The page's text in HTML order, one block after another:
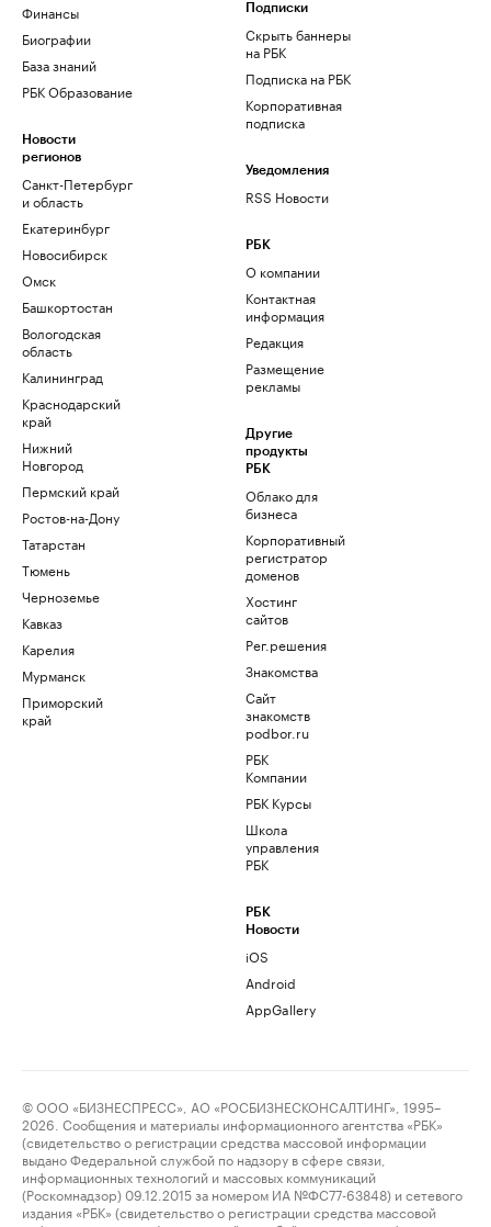
Финансы
Биографии
База знаний
РБК Образование
Новости
регионов
Санкт-Петербург
и область
Екатеринбург
Новосибирск
Омск
Башкортостан
Вологодская
область
Калининград
Краснодарский
край
Нижний
Новгород
Пермский край
Ростов-на-Дону
Татарстан
Тюмень
Черноземье
Кавказ
Карелия
Мурманск
Приморский
край
Подписки
Скрыть баннеры
на РБК
Подписка на РБК
Корпоративная
подписка
Уведомления
RSS Новости
РБК
О компании
Контактная
информация
Редакция
Размещение
рекламы
Другие
продукты
РБК
Облако для
бизнеса
Корпоративный
регистратор
доменов
Хостинг
сайтов
Рег.решения
Знакомства
Сайт
знакомств
podbor.ru
РБК
Компании
РБК Курсы
Школа
управления
РБК
РБК
Новости
iOS
Android
AppGallery
© ООО «БИЗНЕСПРЕСС», АО «РОСБИЗНЕСКОНСАЛТИНГ», 1995–
2026. Сообщения и материалы информационного агентства «РБК»
(свидетельство о регистрации средства массовой информации
выдано Федеральной службой по надзору в сфере связи,
информационных технологий и массовых коммуникаций
(Роскомнадзор) 09.12.2015 за номером ИА №ФС77-63848) и сетевого
издания «РБК» (свидетельство о регистрации средства массовой